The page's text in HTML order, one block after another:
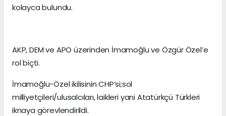
kolayca bulundu.
AKP, DEM ve APO üzerinden İmamoğlu ve Özgür Özel’e
rol biçti.
İmamoğlu-Özel ikilisinin CHP’si;sol
milliyetçileri/ulusalcıları, laikleri yani Atatürkçü Türkleri
iknaya görevlendirildi.